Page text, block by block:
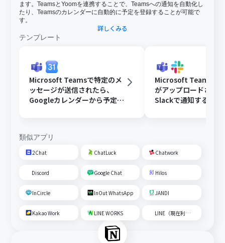
ます。TeamsとYoomを連携することで、Teamsへの通知を自動化し
たり、Teamsのカレンダーに自動的に予定を登録することが可能で
す。
詳しくみる
テンプレート
Microsoft Teamsで特定のメ
ッセージが送信されたら、
Googleカレンダーから予定を
Microsoft Teamsに
がアップロードされ
Slackで通知する
類似アプリ
2Chat ChatLuck Chatwork
Discord Google Chat Hilos
InCircle InOut WhatsApp JANDI
Kakao Work LINE WORKS LINE（現在利用不可）